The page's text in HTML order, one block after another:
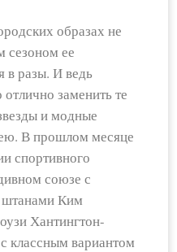
образах не
сезоном ее
в разы. И ведь
заменить те
и модные
В прошлом месяце
спортивного
союзе с
Ким
Хантингтон-
классным вариантом